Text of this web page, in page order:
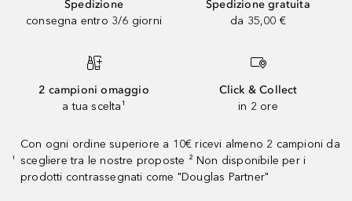
Spedizione
consegna entro 3/6 giorni
Spedizione gratuita
da 35,00 €
2 campioni omaggio
a tua scelta¹
Click & Collect
in 2 ore
¹
Con ogni ordine superiore a 10€ ricevi almeno 2 campioni da
scegliere tra le nostre proposte ² Non disponibile per i
prodotti contrassegnati come "Douglas Partner"